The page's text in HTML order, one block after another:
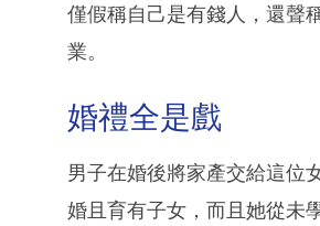
僅假稱自己是有錢人，還聲
業。
婚禮全是戲
男子在婚後將家產交給這位
婚且育有子女，而且她從未